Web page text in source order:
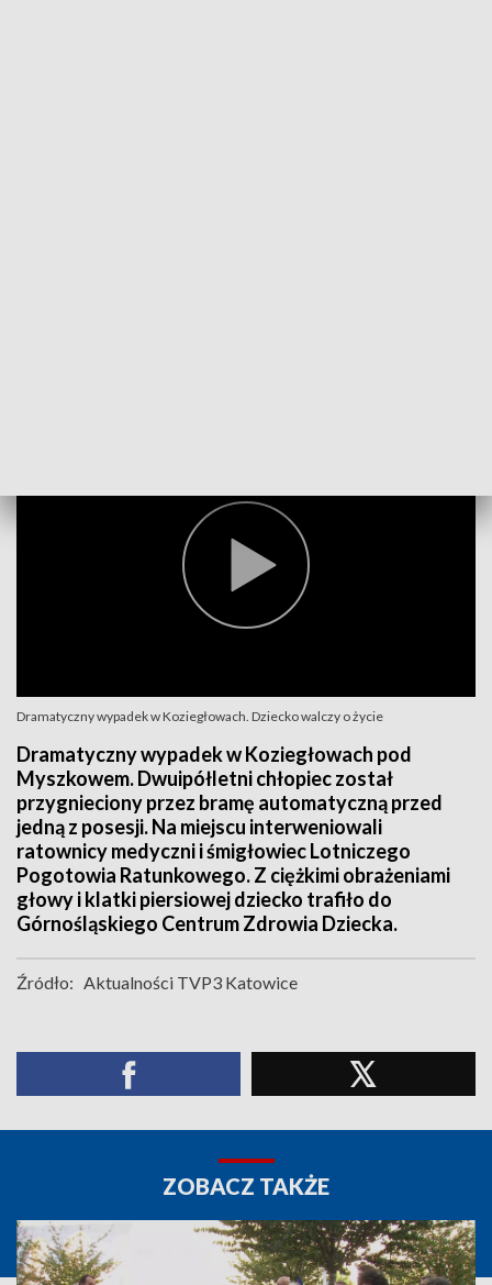
Dramatyczny wypadek w Koziegłowach. Dziecko walczy o życie
Dramatyczny wypadek w Koziegłowach pod
Myszkowem. Dwuipółletni chłopiec został
przygnieciony przez bramę automatyczną przed
jedną z posesji. Na miejscu interweniowali
ratownicy medyczni i śmigłowiec Lotniczego
Pogotowia Ratunkowego. Z ciężkimi obrażeniami
głowy i klatki piersiowej dziecko trafiło do
Górnośląskiego Centrum Zdrowia Dziecka.
Źródło: Aktualności TVP3 Katowice
ZOBACZ TAKŻE